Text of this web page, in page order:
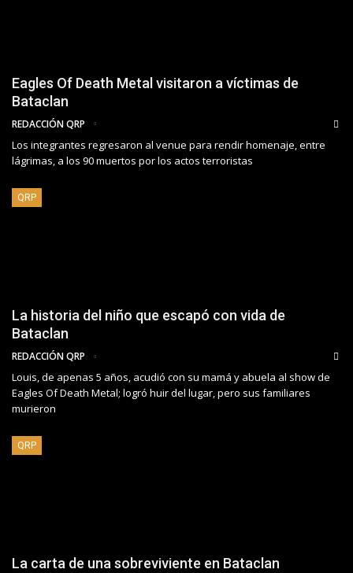
Eagles Of Death Metal visitaron a víctimas de
Bataclan
REDACCIÓN QRP
Los integrantes regresaron al venue para rendir homenaje, entre
lágrimas, a los 90 muertos por los actos terroristas
QRP
La historia del niño que escapó con vida de
Bataclan
REDACCIÓN QRP
Louis, de apenas 5 años, acudió con su mamá y abuela al show de
Eagles Of Death Metal; logró huir del lugar, pero sus familiares
murieron
QRP
La carta de una sobreviviente en Bataclan